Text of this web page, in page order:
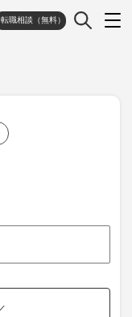
転職相談（無料）